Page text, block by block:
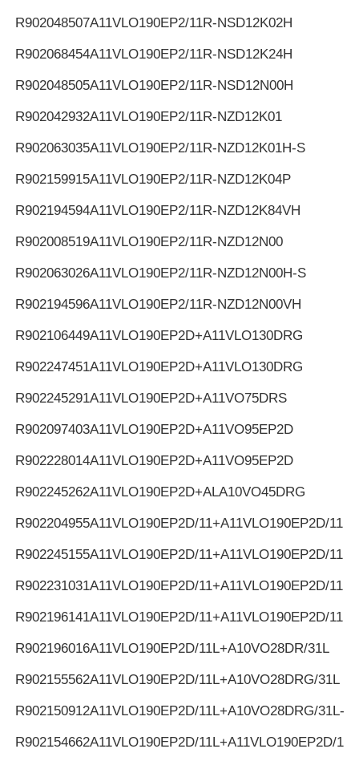
R902048507A11VLO190EP2/11R-NSD12K02H
R902068454A11VLO190EP2/11R-NSD12K24H
R902048505A11VLO190EP2/11R-NSD12N00H
R902042932A11VLO190EP2/11R-NZD12K01
R902063035A11VLO190EP2/11R-NZD12K01H-S
R902159915A11VLO190EP2/11R-NZD12K04P
R902194594A11VLO190EP2/11R-NZD12K84VH
R902008519A11VLO190EP2/11R-NZD12N00
R902063026A11VLO190EP2/11R-NZD12N00H-S
R902194596A11VLO190EP2/11R-NZD12N00VH
R902106449A11VLO190EP2D+A11VLO130DRG
R902247451A11VLO190EP2D+A11VLO130DRG
R902245291A11VLO190EP2D+A11VO75DRS
R902097403A11VLO190EP2D+A11VO95EP2D
R902228014A11VLO190EP2D+A11VO95EP2D
R902245262A11VLO190EP2D+ALA10VO45DRG
R902204955A11VLO190EP2D/11+A11VLO190EP2D/11
R902245155A11VLO190EP2D/11+A11VLO190EP2D/11
R902231031A11VLO190EP2D/11+A11VLO190EP2D/11
R902196141A11VLO190EP2D/11+A11VLO190EP2D/11
R902196016A11VLO190EP2D/11L+A10VO28DR/31L
R902155562A11VLO190EP2D/11L+A10VO28DRG/31L
R902150912A11VLO190EP2D/11L+A10VO28DRG/31L-K
R902154662A11VLO190EP2D/11L+A11VLO190EP2D/11L